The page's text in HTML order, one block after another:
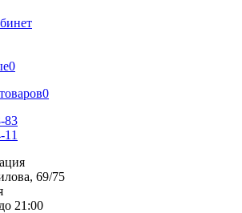
0
0
83
11
69/75
21:00